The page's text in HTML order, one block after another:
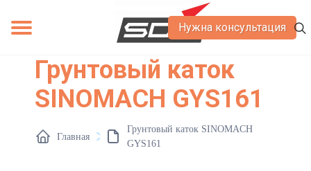
О компании
Акции
Лизинг
Сервис
Вакансии
Контакты
Нужна консультация
Грунтовый каток
SINOMACH GYS161
Главная
Грунтовый каток SINOMACH
GYS161